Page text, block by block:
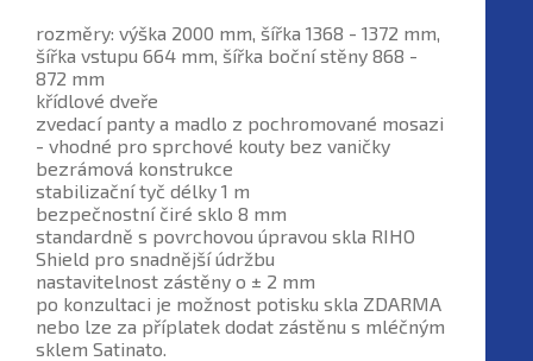
rozměry: výška 2000 mm, šířka 1368 - 1372 mm,
šířka vstupu 664 mm, šířka boční stěny 868 -
872 mm
křídlové dveře
zvedací panty a madlo z pochromované mosazi
- vhodné pro sprchové kouty bez vaničky
bezrámová konstrukce
stabilizační tyč délky 1 m
bezpečnostní čiré sklo 8 mm
standardně s povrchovou úpravou skla RIHO
Shield pro snadnější údržbu
nastavitelnost zástěny o ± 2 mm
po konzultaci je možnost potisku skla ZDARMA
nebo lze za příplatek dodat zástěnu s mléčným
sklem Satinato.